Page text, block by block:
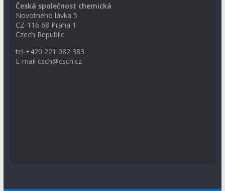
Česká společnost chemická
Novotného lávka 5
CZ-116 68 Praha 1
Czech Republic
tel +420 221 082 383
E-mail csch@csch.cz